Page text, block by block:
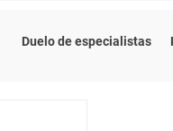
Duelo de especialistas